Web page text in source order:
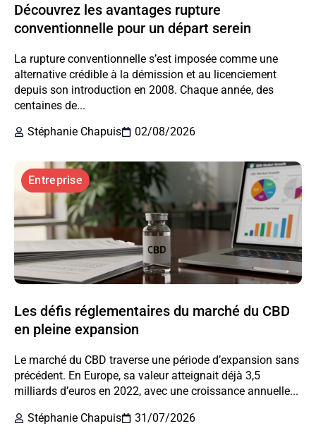
Découvrez les avantages rupture
conventionnelle pour un départ serein
La rupture conventionnelle s’est imposée comme une
alternative crédible à la démission et au licenciement
depuis son introduction en 2008. Chaque année, des
centaines de...
Stéphanie Chapuis
02/08/2026
Entreprise
Les défis réglementaires du marché du CBD
en pleine expansion
Le marché du CBD traverse une période d’expansion sans
précédent. En Europe, sa valeur atteignait déjà 3,5
milliards d’euros en 2022, avec une croissance annuelle...
Stéphanie Chapuis
31/07/2026